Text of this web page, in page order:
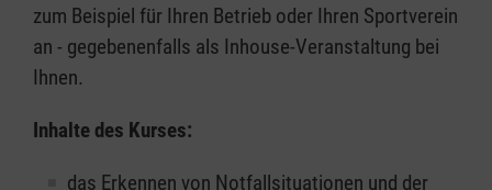
zum Beispiel für Ihren Betrieb oder Ihren Sportverein
an - gegebenenfalls als Inhouse-Veranstaltung bei
Ihnen.
Inhalte des Kurses:
das Erkennen von Notfallsituationen und der